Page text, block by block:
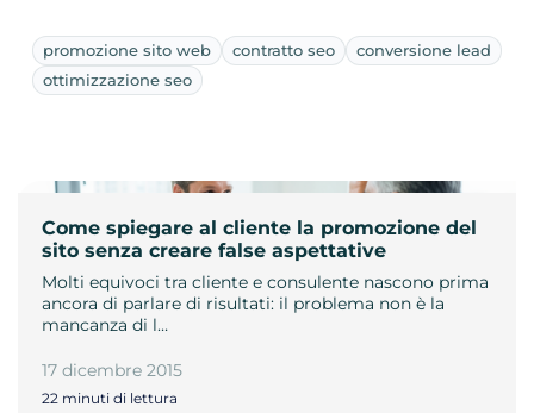
promozione sito web contratto seo
conversione lead
ottimizzazione seo
Come spiegare al cliente la promozione del
sito senza creare false aspettative
Molti equivoci tra cliente e consulente nascono prima
ancora di parlare di risultati: il problema non è la
mancanza di l…
17 dicembre 2015
22 minuti di lettura